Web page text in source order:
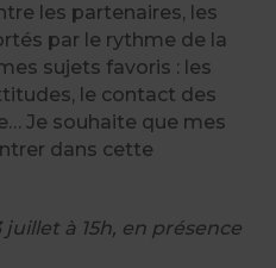
les partenaires, les
par le rythme de la
sujets favoris : les
le contact des
Je souhaite que mes
dans cette
à 15h, en présence